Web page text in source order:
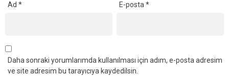
Ad * E-posta*
Daha sonraki yorumlarımda kullanılması için adım, e-posta adresim
ve site adresim bu tarayıcıya kaydedilsin.